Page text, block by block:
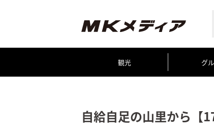
観光 グ
自給自足の山里から【